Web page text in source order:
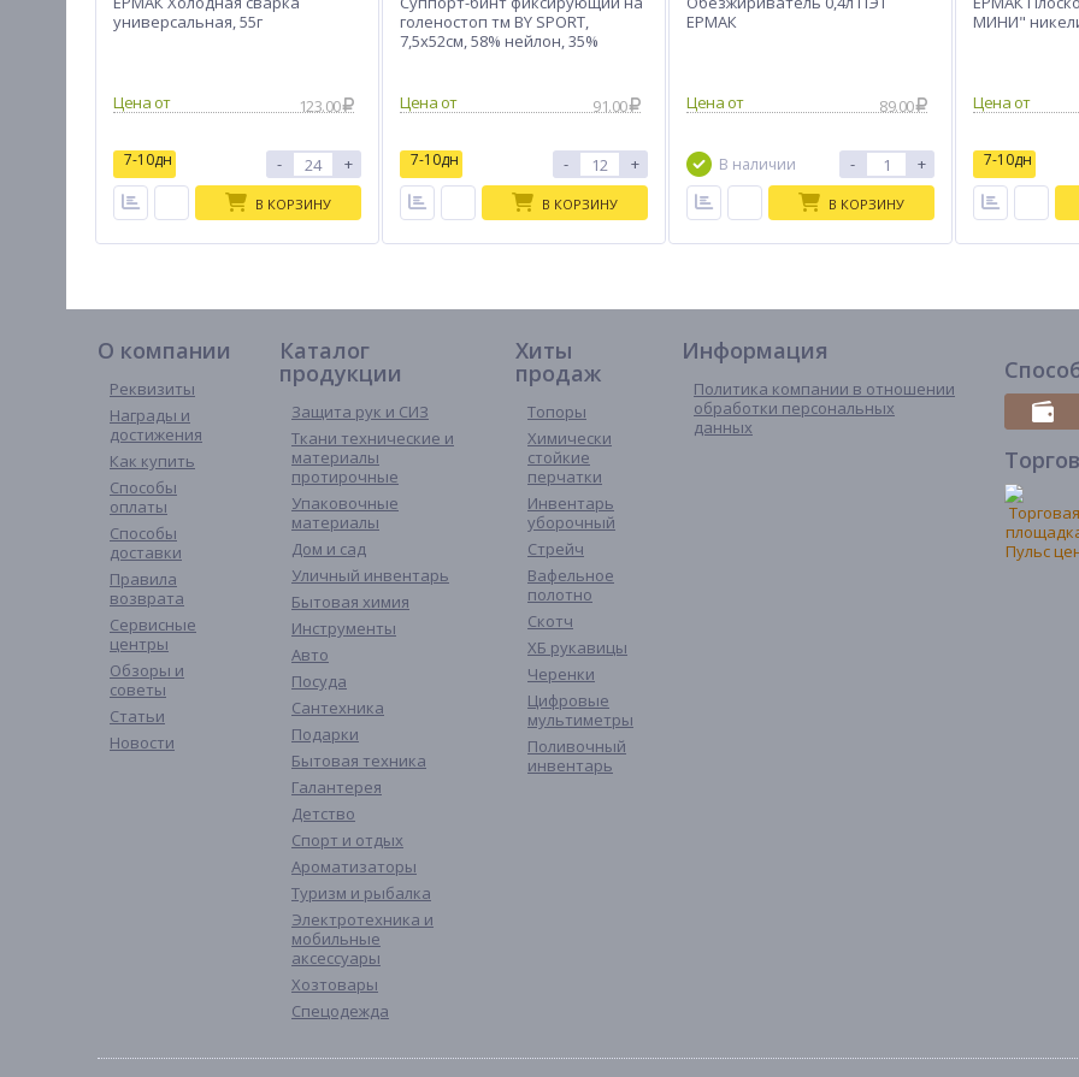
универсальная, 55г
123.00
7-10дн - +
В КОРЗИНУ
голеностоп тм BY SPORT,
7,5х52см, 58% нейлон, 35%
91.00
7-10дн - +
В КОРЗИНУ
ЕРМАК
89.00
В наличии - +
В КОРЗИНУ
МИНИ"
7-10дн
О компании
Реквизиты
Награды и
достижения
Как купить
Способы
оплаты
Способы
доставки
Правила
возврата
Сервисные
центры
Обзоры и
советы
Статьи
Новости
Каталог
продукции
Защита рук и СИЗ
Ткани технические и
материалы
протирочные
Упаковочные
материалы
Дом и сад
Уличный инвентарь
Бытовая химия
Инструменты
Авто
Посуда
Сантехника
Подарки
Бытовая техника
Галантерея
Детство
Спорт и отдых
Ароматизаторы
Туризм и рыбалка
Электротехника и
мобильные
аксессуары
Хозтовары
Спецодежда
Хиты
продаж
Топоры
Химически
стойкие
перчатки
Инвентарь
уборочный
Стрейч
Вафельное
полотно
Скотч
ХБ рукавицы
Черенки
Цифровые
мультиметры
Поливочный
инвентарь
Информация
Политика компании в отношении
обработки персональных
данных